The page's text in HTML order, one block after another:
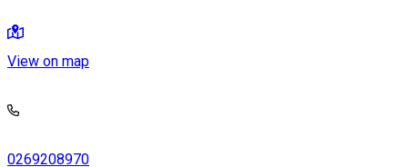
View on map
0269208970